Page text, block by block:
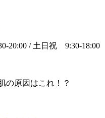
20:00 / 土日祝 9:30-18:00
の原因はこれ！？